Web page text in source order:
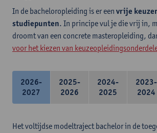
In de bacheloropleiding is er een vrije
studiepunten. In principe vul je die vrij in,
droomt van een concrete masteropleiding,
voor het kiezen van
2026-
2027
2025-
2026
2024-
2025
2023-
2024
Het voltijdse modeltraject bachelor in de